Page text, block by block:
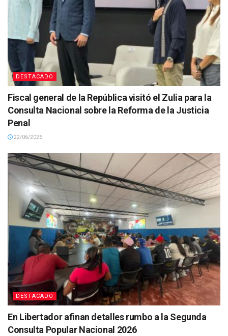
DESTACADO
Fiscal general de la República visitó el Zulia para la
Consulta Nacional sobre la Reforma de la Justicia
Penal
22/06/2026
DESTACADO
En Libertador afinan detalles rumbo a la Segunda
Consulta Popular Nacional 2026